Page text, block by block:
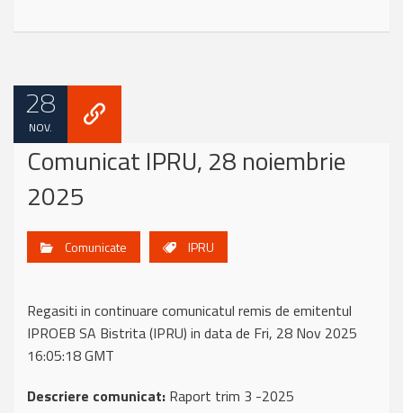
28
NOV.
Comunicat IPRU, 28 noiembrie
2025
Comunicate IPRU
Regasiti in continuare comunicatul remis de emitentul
IPROEB SA Bistrita (IPRU) in data de Fri, 28 Nov 2025
16:05:18 GMT
Descriere comunicat: Raport trim 3 -2025